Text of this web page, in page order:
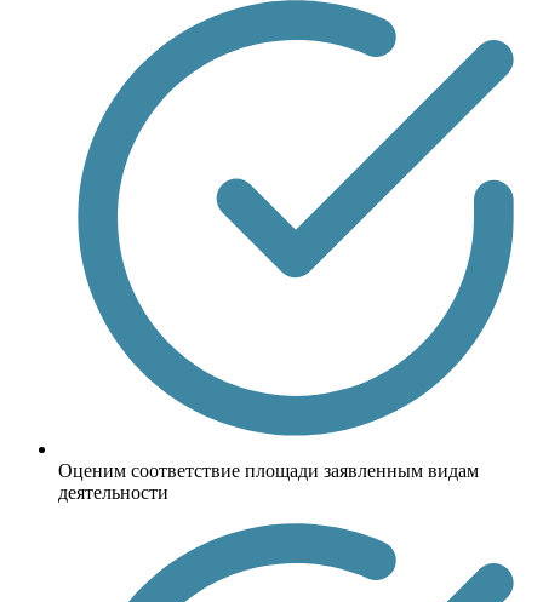
Оценим соответствие площади заявленным видам
деятельности